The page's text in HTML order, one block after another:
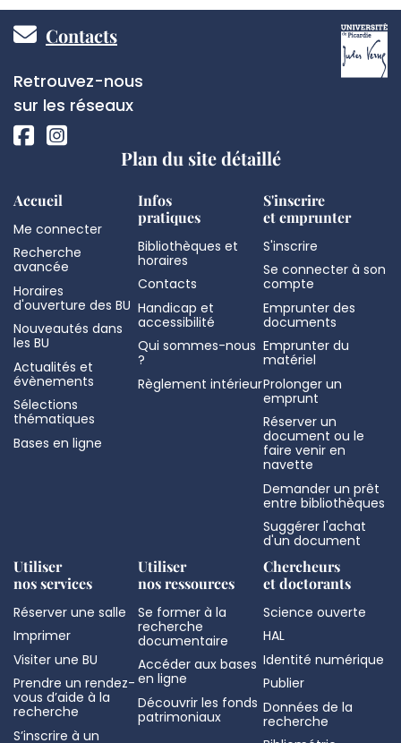
Pied
de
page
Contacts
Réseaux
sociaux
Retrouvez-nous
sur les réseaux
Plan du site détaillé
Accueil
Me connecter
Recherche
avancée
Horaires
d'ouverture des BU
Nouveautés dans
les BU
Actualités et
évènements
Sélections
thématiques
Bases en ligne
Infos
pratiques
Bibliothèques et
horaires
Contacts
Handicap et
accessibilité
Qui sommes-nous
?
Règlement intérieur
S'inscrire
et emprunter
S'inscrire
Se connecter à son
compte
Emprunter des
documents
Emprunter du
matériel
Prolonger un
emprunt
Réserver un
document ou le
faire venir en
navette
Demander un prêt
entre bibliothèques
Suggérer l'achat
d'un document
Utiliser
nos services
Réserver une salle
Imprimer
Visiter une BU
Prendre un rendez-
vous d’aide à la
recherche
S’inscrire à un
Utiliser
nos ressources
Se former à la
recherche
documentaire
Accéder aux bases
en ligne
Découvrir les fonds
patrimoniaux
Chercheurs
et doctorants
Science ouverte
HAL
Identité numérique
Publier
Données de la
recherche